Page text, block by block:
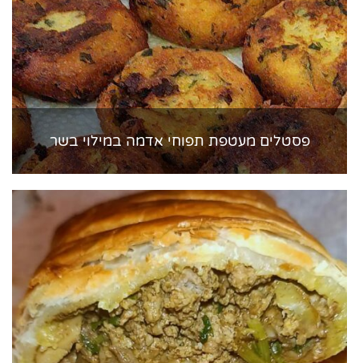
פסטלים מעטפת תפוחי אדמה במילוי בשר